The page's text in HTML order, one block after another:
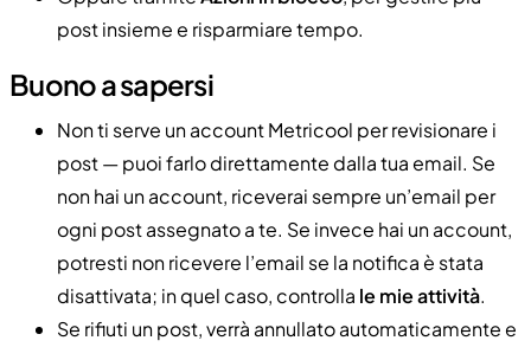
post insieme e risparmiare tempo.
Buono a sapersi
Non ti serve un account Metricool per revisionare i
post — puoi farlo direttamente dalla tua email. Se
non hai un account, riceverai sempre un’email per
ogni post assegnato a te. Se invece hai un account,
potresti non ricevere l’email se la notifica è stata
disattivata; in quel caso, controlla le mie attività.
Se rifiuti un post, verrà annullato automaticamente e